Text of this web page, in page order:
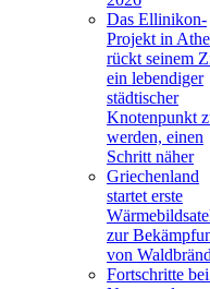
Das Ellinikon-
Projekt in
rückt seinem
ein lebendiger
städtischer
Knotenpunkt
werden, einen
Schritt näher
Griechenland
startet erste
zur
von
Fortschritte